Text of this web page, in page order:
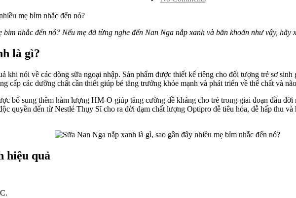
Mẹ
sữa
là
gì?
dẫn
cách
&
bảo
nhắc đến nó? Nếu mẹ đã từng nghe đến Nan Nga nắp xanh và băn khoăn như vậy, hãy
là gì?
khi nói về các dòng sữa ngoại nhập. Sản phẩm được thiết kế riêng cho đối tượng trẻ sơ
cấp các dưỡng chất cần thiết giúp bé tăng trưởng khỏe mạnh và phát triển về thể chất và
bổ sung thêm hàm lượng HM-O giúp tăng cường đề kháng cho trẻ trong giai đoạn đầu
quyền đến từ Nestlé Thụy Sĩ cho ra đời đạm chất lượng Optipro dễ tiêu hóa, dễ hấp thu
hiệu quả